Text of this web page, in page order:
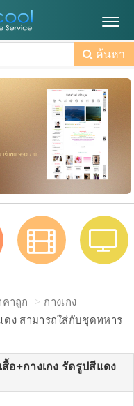
ค้นหา
าถูก
กางเกง
ดง สามารถใส่กับชุดทหาร
อ+กางเกง รัดรูปสีแดง